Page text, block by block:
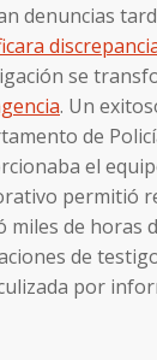
denuncias
se
. Un
de
el
permitió
miles de horas
de
por